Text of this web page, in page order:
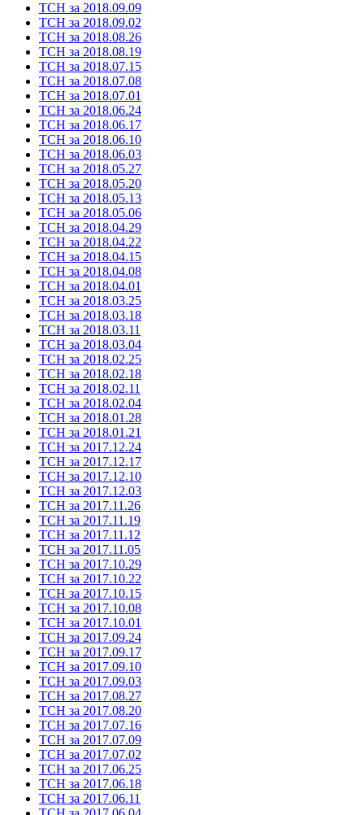
ТСН за 2018.09.09
ТСН за 2018.09.02
ТСН за 2018.08.26
ТСН за 2018.08.19
ТСН за 2018.07.15
ТСН за 2018.07.08
ТСН за 2018.07.01
ТСН за 2018.06.24
ТСН за 2018.06.17
ТСН за 2018.06.10
ТСН за 2018.06.03
ТСН за 2018.05.27
ТСН за 2018.05.20
ТСН за 2018.05.13
ТСН за 2018.05.06
ТСН за 2018.04.29
ТСН за 2018.04.22
ТСН за 2018.04.15
ТСН за 2018.04.08
ТСН за 2018.04.01
ТСН за 2018.03.25
ТСН за 2018.03.18
ТСН за 2018.03.11
ТСН за 2018.03.04
ТСН за 2018.02.25
ТСН за 2018.02.18
ТСН за 2018.02.11
ТСН за 2018.02.04
ТСН за 2018.01.28
ТСН за 2018.01.21
ТСН за 2017.12.24
ТСН за 2017.12.17
ТСН за 2017.12.10
ТСН за 2017.12.03
ТСН за 2017.11.26
ТСН за 2017.11.19
ТСН за 2017.11.12
ТСН за 2017.11.05
ТСН за 2017.10.29
ТСН за 2017.10.22
ТСН за 2017.10.15
ТСН за 2017.10.08
ТСН за 2017.10.01
ТСН за 2017.09.24
ТСН за 2017.09.17
ТСН за 2017.09.10
ТСН за 2017.09.03
ТСН за 2017.08.27
ТСН за 2017.08.20
ТСН за 2017.07.16
ТСН за 2017.07.09
ТСН за 2017.07.02
ТСН за 2017.06.25
ТСН за 2017.06.18
ТСН за 2017.06.11